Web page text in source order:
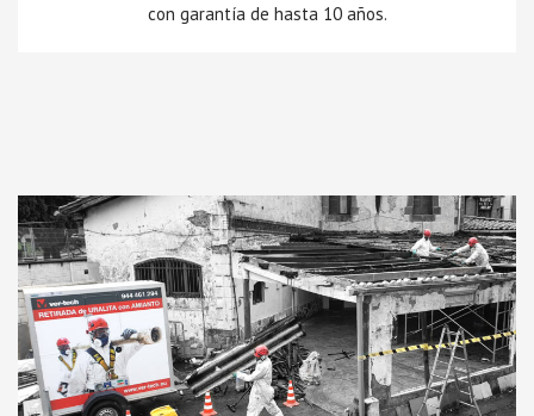
con garantía de hasta 10 años.